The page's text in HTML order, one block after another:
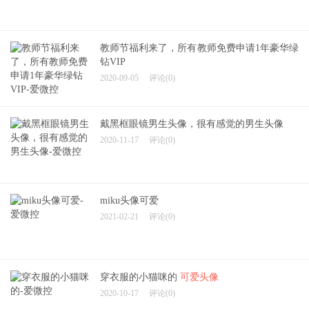
教师节福利来了，所有教师免费申请1年豪华绿
钻VIP
2020-09-05 评论(0)
戴黑框眼镜男生头像，很有感觉的男生头像
2020-11-17 评论(0)
miku头像可爱
2021-02-21 评论(0)
穿衣服的小猫咪的 可爱头像
2020-10-17 评论(0)